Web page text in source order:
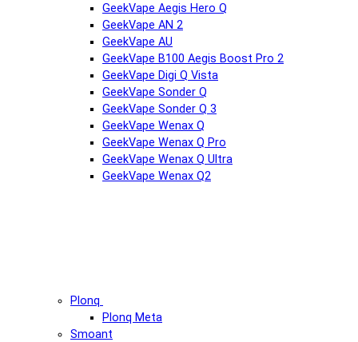
GeekVape Aegis Hero Q
GeekVape AN 2
GeekVape AU
GeekVape B100 Aegis Boost Pro 2
GeekVape Digi Q Vista
GeekVape Sonder Q
GeekVape Sonder Q 3
GeekVape Wenax Q
GeekVape Wenax Q Pro
GeekVape Wenax Q Ultra
GeekVape Wenax Q2
Plonq
Plonq Meta
Smoant